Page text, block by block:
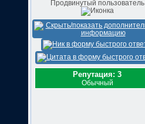
Продвинутый пользователь
Репутация: 3
Обычный